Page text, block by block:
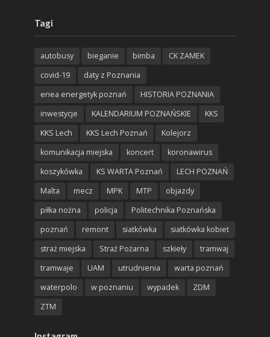
Tagi
autobusy bieganie bimba
CK ZAMEK
covid-19
daty z Poznania
enea energetyk poznań
HISTORIA POZNANIA
inwestycje
KALENDARIUM POZNAŃSKIE
KKS
KKS Lech
KKS Lech Poznań
Kolejorz
komunikacja miejska
koncert
koronawirus
koszykówka
KS WARTA Poznań
LECH POZNAŃ
Malta
mecz MPK MTP
objazdy
piłka nożna
policja
Politechnika Poznańska
poznań
remont siatkówka
siatkówka kobiet
straż miejska
Straż Pożarna szkieły
tramwaj
tramwaje
UAM utrudnienia
warta poznań
waterpolo
w poznaniu wypadek
ZDM
ZTM